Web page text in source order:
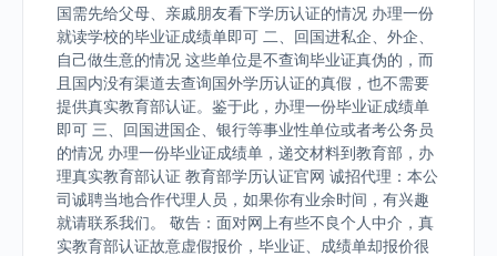
国需先给父母、亲戚朋友看下学历认证的情况 办理一份
就读学校的毕业证成绩单即可 二、回国进私企、外企、
自己做生意的情况 这些单位是不查询毕业证真伪的，而
且国内没有渠道去查询国外学历认证的真假，也不需要
提供真实教育部认证。鉴于此，办理一份毕业证成绩单
即可 三、回国进国企、银行等事业性单位或者考公务员
的情况 办理一份毕业证成绩单，递交材料到教育部，办
理真实教育部认证 教育部学历认证官网 诚招代理：本公
司诚聘当地合作代理人员，如果你有业余时间，有兴趣
就请联系我们。 敬告：面对网上有些不良个人中介，真
实教育部认证故意虚假报价，毕业证、成绩单却报价很